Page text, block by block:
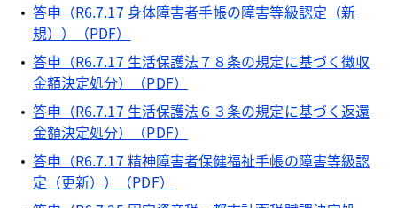
答申（R6.7.17 身体障害者手帳の障害等級認定（新
規））（PDF）
答申（R6.7.17 生活保護法７８条の規定に基づく徴収
金額決定処分）（PDF）
答申（R6.7.17 生活保護法６３条の規定に基づく返還
金額決定処分）（PDF）
答申（R6.7.17 精神障害者保健福祉手帳の障害等級認
定（更新））（PDF）